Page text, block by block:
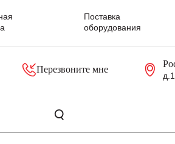
Поставка
оборудования
Перезвоните мне